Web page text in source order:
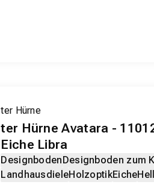
ter Hürne
ter Hürne Avatara -
Eiche Libra
DesignbodenDesignboden zum
LandhausdieleHolzoptikEicheHell